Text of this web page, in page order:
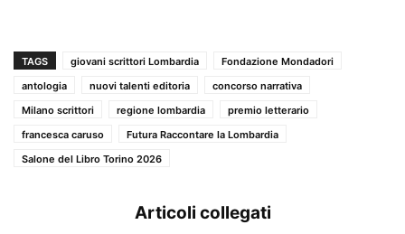
TAGS giovani scrittori Lombardia
Fondazione Mondadori
antologia
nuovi talenti editoria
concorso narrativa
Milano scrittori
regione lombardia
premio letterario
francesca caruso
Futura Raccontare la Lombardia
Salone del Libro Torino 2026
Articoli collegati